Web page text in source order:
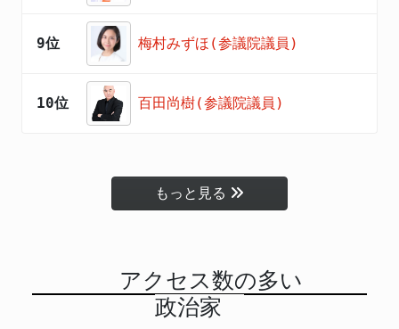
9位 梅村みずほ(参議院議員)
10位 百田尚樹(参議院議員)
もっと見る
アクセス数の多い
政治家